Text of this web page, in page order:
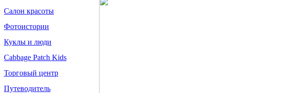
Салон красоты
Фотоистории
Куклы и люди
Cabbage Patch Kids
Торговый центр
Путеводитель